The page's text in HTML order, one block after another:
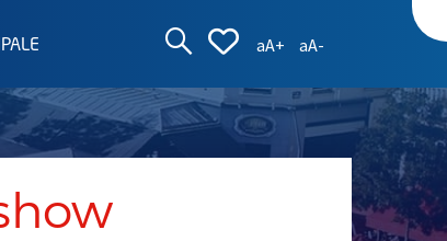
AFFICHER LA
AFFICHER LA
aA+ Augmenter la taille
aA- Réduire la